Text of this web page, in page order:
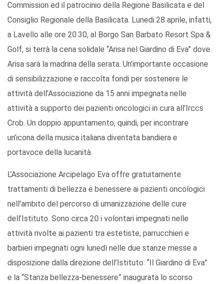
Commission ed il patrocinio della Regione Basilicata e del
Consiglio Regionale della Basilicata. Lunedi 28 aprile, infatti,
a Lavello alle ore 20.30, al Borgo San Barbato Resort Spa &
Golf, si terrà la cena solidale “Arisa nel Giardino di Eva” dove
Arisa sarà la madrina della serata. Un’importante occasione
di sensibilizzazione e raccolta fondi per sostenere le
attività dell’Associazione da 15 anni impegnata nelle
attività a supporto dei pazienti oncologici in cura all’Irccs
Crob. Un doppio appuntamento, quindi, per incontrare
un’icona della musica italiana diventata bandiera e
portavoce della lucanità.
L’Associazione Arcipelago Eva offre gratuitamente
trattamenti di bellezza e benessere ai pazienti oncologici
nell’ambito del percorso di umanizzazione delle cure
dell’Istituto. Sono circa 20 i volontari impegnati nelle
attività rivolte ai pazienti tra estetiste, parrucchieri e
barbieri impegnati ogni lunedì nelle due stanze messe a
disposizione dalla direzione dell’Istituto: “Il Giardino di Eva”
e la “Stanza bellezza-benessere” inaugurata lo scorso